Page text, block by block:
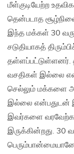
மீள்குடியேற்ற
தென்படாத
இந்த மக்கள் 30
சடுதியாகத்
தள்ளப்பட்டுள்ளனர்.
வசதிகள் இல்லை
செல்லும் மக்களை
இல்லை என்பதுடன்
இவர்களை
இருக்கின்றது. 30